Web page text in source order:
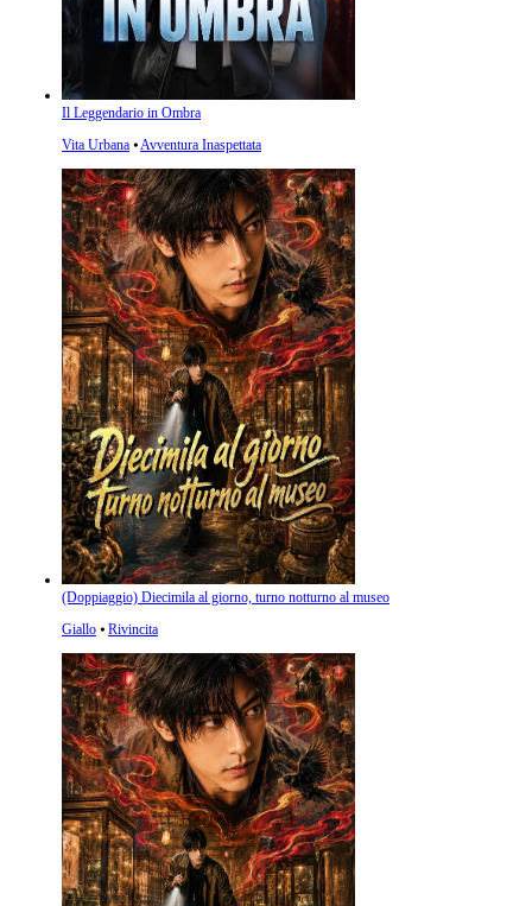
Il Leggendario in Ombra
Vita Urbana ⦁Avventura Inaspettata
(Doppiaggio) Diecimila al giorno, turno notturno al museo
Giallo ⦁ Rivincita